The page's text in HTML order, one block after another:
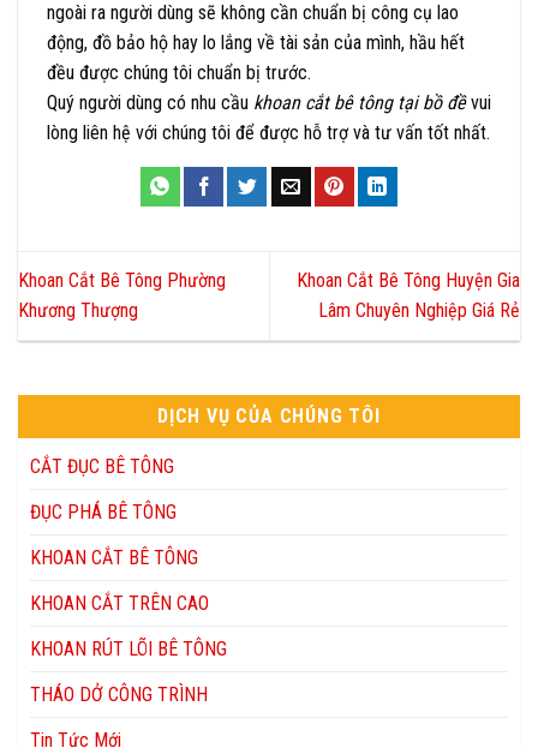
ngoài ra người dùng sẽ không cần chuẩn bị công cụ lao
động, đồ bảo hộ hay lo lắng về tài sản của mình, hầu hết
đều được chúng tôi chuẩn bị trước.
Quý người dùng có nhu cầu khoan cắt bê tông tại bồ đềvui
lòng liên hệ với chúng tôi để được hỗ trợ và tư vấn tốt nhất.
Khoan Cắt Bê Tông Phường
Khương Thượng
Khoan Cắt Bê Tông Huyện Gia
Lâm Chuyên Nghiệp Giá Rẻ
DỊCH VỤ CỦA CHÚNG TÔI
CẮT ĐỤC BÊ TÔNG
ĐỤC PHÁ BÊ TÔNG
KHOAN CẮT BÊ TÔNG
KHOAN CẮT TRÊN CAO
KHOAN RÚT LÕI BÊ TÔNG
THÁO DỞ CÔNG TRÌNH
Tin Tức Mới